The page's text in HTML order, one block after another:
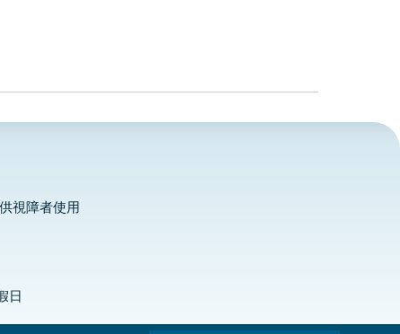
視障者使用
日